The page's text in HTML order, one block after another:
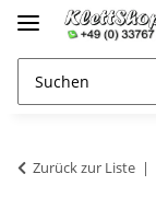
Zurück zur Liste